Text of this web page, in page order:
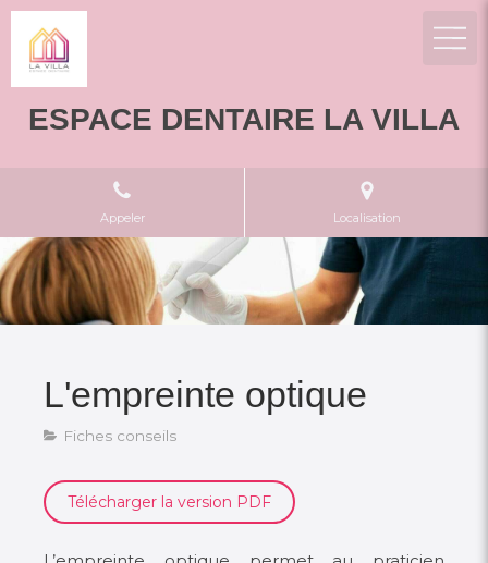
ESPACE DENTAIRE LA VILLA
Appeler Localisation
L'empreinte optique
Fiches conseils
Télécharger la version PDF